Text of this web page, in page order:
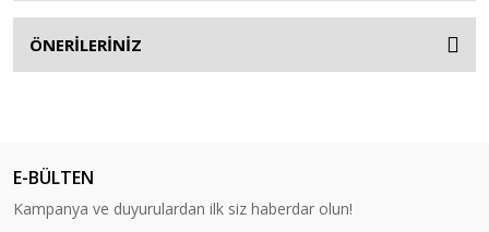
ÖNERİLERİNİZ
E-BÜLTEN
Kampanya ve duyurulardan ilk siz haberdar olun!